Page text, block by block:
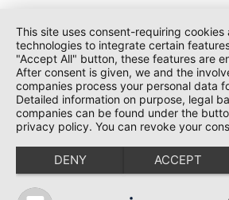
This site uses consent-requiring
technologies to integrate certain
"Accept All" button, these features are
After consent is given, we and the
companies process your personal data
Detailed information on purpose, legal
companies can be found under the
privacy policy. You can revoke your
DENY ACCEPT